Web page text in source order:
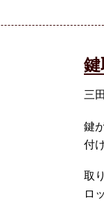
三
鍵
付
取
ロ